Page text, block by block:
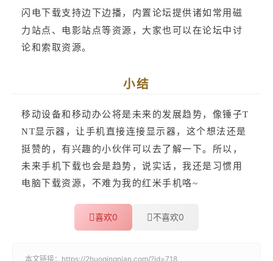
闪电下载支持边下边播，内置论坛提供诸如常用磁
力站点、电影站点等资源，大家也可以在论坛中讨
论和索取资源。
小结
移动设备和移动办公将是未来的发展趋势，像锤子T
NT显示器，让手机直接连接显示器，这个想法还是
挺赞的，有兴趣的小伙伴可以去了解一下。所以，
未来手机下载也会是趋势，说实话，我还是习惯用
电脑下载资源，不难为我的红米手机咯~
喜欢0 不喜欢0
本文链接： https://2huoqingnian.com/?id=718